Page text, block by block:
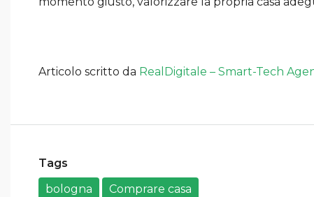
Articolo scritto da RealDigitale – Smart-Tech
Tags
bologna
Comprare casa